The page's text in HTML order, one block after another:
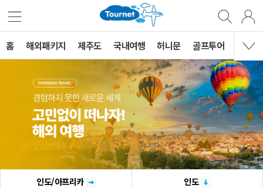
홈 해외패키지 제주도 국내여행 허니문 골프투어 MVG
인도/아프리카 인도